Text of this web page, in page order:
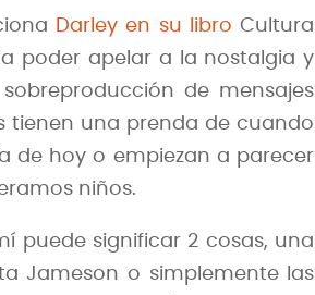
Darley en su libro Cultura
poder apelar a la nostalgia y
de mensajes
tienen una prenda de cuando
de hoy o empiezan a parecer
niños.
puede significar 2 cosas, una
Jameson o simplemente las